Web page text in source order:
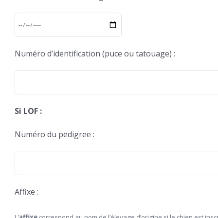
Numéro d’identification (puce ou tatouage) :
Si LOF :
Numéro du pedigree :
Affixe :